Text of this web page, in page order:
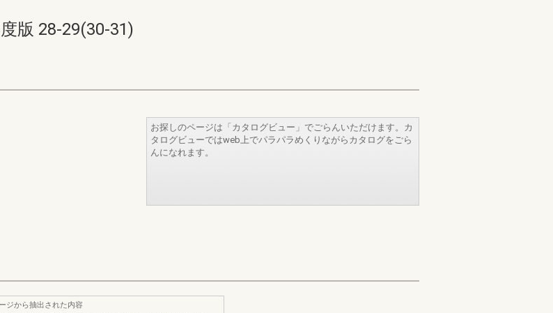
版 28-29(30-31)
お探しのページは「カタログビュー」でごらんいただけます。カ
タログビューではweb上でパラパラめくりながらカタログをごら
んになれます。
ジから抽出された内容